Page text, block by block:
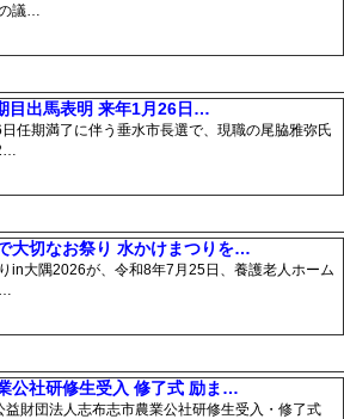
議…
目出馬表明 来年1月26日…
任期満了に伴う垂水市長選で、現職の尾脇雅弥氏
大切なお祭り 水かけまつりを…
in大隅2026が、令和8年7月25日、養護老人ホーム
公社研修生受入 修了式 励ま…
財団法人志布志市農業公社研修生受入・修了式